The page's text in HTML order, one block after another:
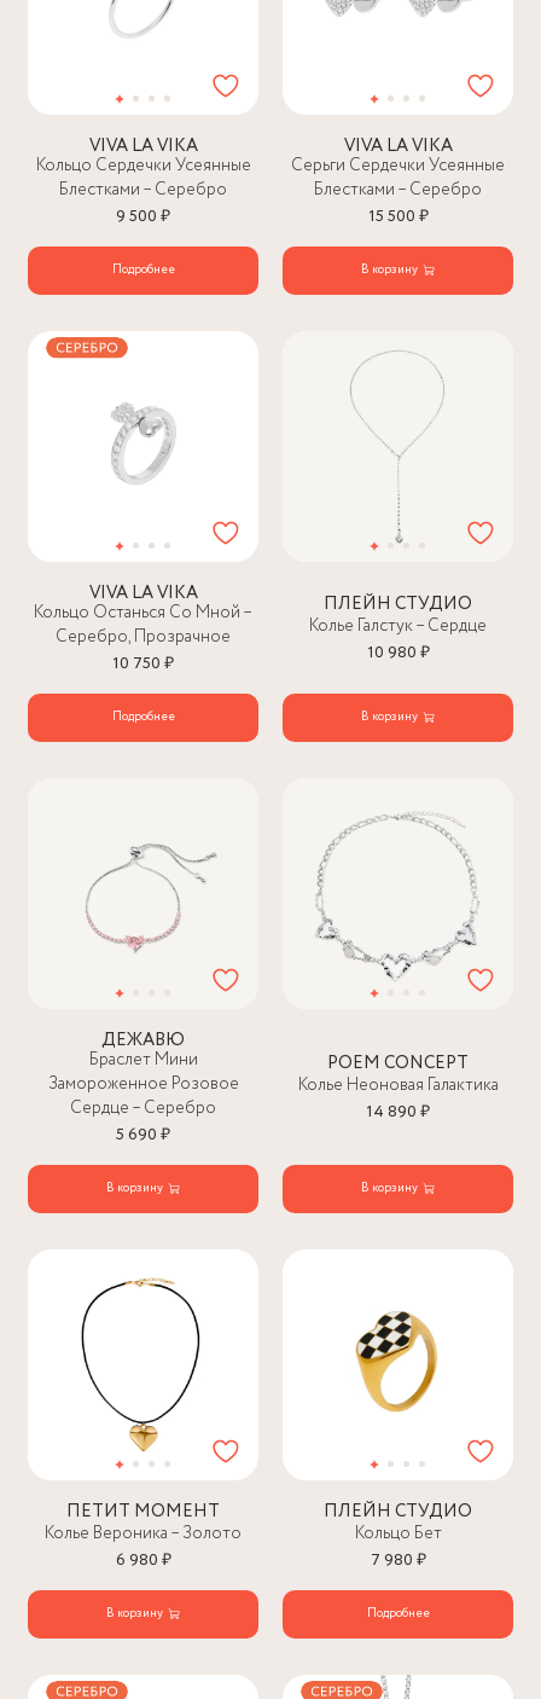
VIVA LA VIKA
Кольцо Сердечки Усеянные
Блестками – Серебро
9 500 ₽
Подробнее
VIVA LA VIKA
Серьги Сердечки Усеянные
Блестками – Серебро
15 500 ₽
В корзину
VIVA LA VIKA
Кольцо Останься Со Мной –
Серебро, Прозрачное
10 750 ₽
Подробнее
ПЛЕЙН СТУДИО
Колье Галстук – Сердце
10 980 ₽
В корзину
ДЕЖАВЮ
Браслет Мини
Замороженное Розовое
Сердце – Серебро
5 690 ₽
В корзину
POEM CONCEPT
Колье Неоновая Галактика
14 890 ₽
В корзину
ПЕТИТ МОМЕНТ
Колье Вероника – Золото
6 980 ₽
В корзину
ПЛЕЙН СТУДИО
Кольцо Бет
7 980 ₽
Подробнее